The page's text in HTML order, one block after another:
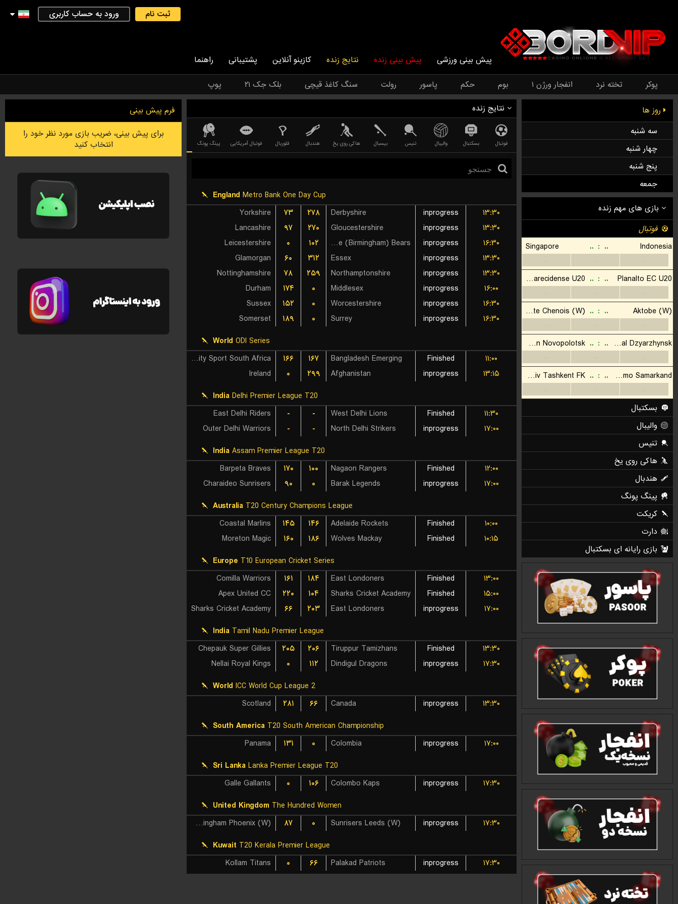
ثبت نام ورود به حساب کاربری
پیش بینی ورزشی پیش بینی زنده نتایج زنده کازینو آنلاین پشتیبانی راهنما
پوکر تخته نرد انفجار ورژن ۱ بوم حکم پاسور رولت سنگ کاغذ قیچی بلک جک ۲۱ پوپ
روز ها
سه شنبه
چهار شنبه
پنج شنبه
جمعه
نتایج زنده
فوتبال بسکتبال والیبال تنیس بیسبال هاکی روی یخ هندبال فلوربال فوتبال آمریکایی پینگ پونگ لیگ فوتبال استرالیایی
England Metro Bank One Day Cup
Yorkshire
۷۳ ۲۷۸ Derbyshire inprogress
۱۳:۳۰
Lancashire
۹۷ ۲۷۰ Gloucestershire inprogress
۱۳:۳۰
Leicestershire
۰ ۱۰۲ Warwickshire (Birmingham) Bears inprogress
۱۶:۳۰
Glamorgan
۶۰ ۳۱۲ Essex inprogress
۱۳:۳۰
Nottinghamshire
۷۸ ۲۵۹ Northamptonshire inprogress
۱۳:۳۰
Durham
۱۷۴ ۰ Middlesex inprogress
۱۶:۰۰
Sussex
۱۵۲ ۰ Worcestershire inprogress
۱۶:۳۰
Somerset
۱۸۹ ۰ Surrey inprogress
۱۶:۳۰
World ODI Series
University Sport South Africa
۱۶۶ ۱۶۷ Bangladesh Emerging Finished
۱۱:۰۰
Ireland
۰ ۲۹۹ Afghanistan inprogress
۱۳:۱۵
India Delhi Premier League T20
East Delhi Riders
- - West Delhi Lions Finished
۱۱:۳۰
Outer Delhi Warriors
- - North Delhi Strikers inprogress
۱۷:۰۰
India Assam Premier League T20
Barpeta Braves
۱۷۰ ۱۰۰ Nagaon Rangers Finished
۱۲:۰۰
Charaideo Sunrisers
۹۰ ۰ Barak Legends inprogress
۱۷:۰۰
Australia T20 Century Champions League
Coastal Marlins
۱۴۵ ۱۴۶ Adelaide Rockets Finished
۱۰:۰۰
Moreton Magic
۱۶۰ ۱۸۶ Wolves Mackay Finished
۱۰:۱۵
Europe T10 European Cricket Series
Comilla Warriors
۱۶۱ ۱۸۴ East Londoners Finished
۱۳:۰۰
Apex United CC
۲۲۰ ۱۰۴ Sharks Cricket Academy Finished
۱۵:۰۰
Sharks Cricket Academy
۶۶ ۲۰۳ East Londoners inprogress
۱۷:۰۰
India Tamil Nadu Premier League
Chepauk Super Gillies
۲۰۵ ۲۰۶ Tiruppur Tamizhans Finished
۱۳:۳۰
Nellai Royal Kings
۰ ۱۱۲ Dindigul Dragons inprogress
۱۷:۳۰
World ICC World Cup League 2
Scotland
۲۸۱ ۶۶ Canada inprogress
۱۳:۳۰
South America T20 South American Championship
Panama
۱۳۱ ۰ Colombia inprogress
۱۷:۰۰
Sri Lanka Lanka Premier League T20
Galle Gallants
۰ ۱۰۶ Colombo Kaps inprogress
۱۷:۳۰
United Kingdom The Hundred Women
Birmingham Phoenix (W)
۸۷ ۰ Sunrisers Leeds (W) inprogress
۱۷:۳۰
Kuwait T20 Kerala Premier League
Kollam Titans
۰ ۶۶ Palakad Patriots inprogress ۱۷:۳۰
فرم پیش بینی
برای پیش بینی، ضریب بازی مورد نظر خود را
انتخاب کنید